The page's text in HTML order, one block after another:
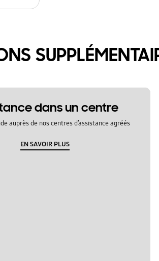
dans un centre
auprès de nos centres d’assistance agréés
EN SAVOIR PLUS